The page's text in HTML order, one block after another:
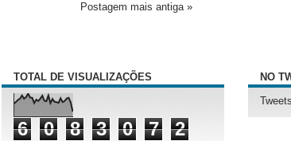
Postagem mais antiga »
TOTAL DE VISUALIZAÇÕES
6 0 8 3 0 7 2
NO